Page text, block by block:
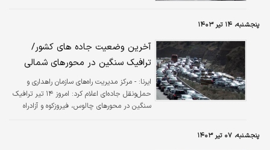
پنجشنبه، ۱۴ تیر ۱۴۰۳
آخرین وضعیت جاده های کشور/
ترافیک سنگین در محورهای شمالی
ایرنا: - مرکز مدیریت راه‌های سازمان راهداری و
حمل‌ونقل جاده‌ای اعلام کرد: امروز ۱۴ تیر ترافیک
سنگین در محورهای چالوس، فیروزکوه و آزادراه
پنجشنبه، ۰۷ تیر ۱۴۰۳